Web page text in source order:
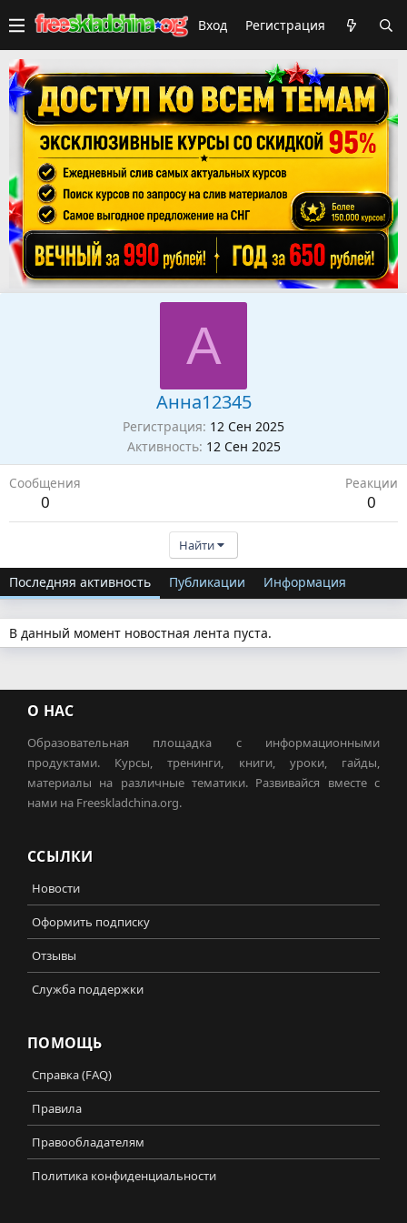
Вход Регистрация
А
Анна12345
Регистрация 12 Сен 2025
Активность 12 Сен 2025
Сообщения
0
Реакции
0
Найти
Последняя активность Публикации Информация
В данный момент новостная лента пуста.
О НАС
Образовательная площадка с информационными
продуктами. Курсы, тренинги, книги, уроки, гайды,
материалы на различные тематики. Развивайся вместе с
нами на Freeskladchina.org.
ССЫЛКИ
Новости
Оформить подписку
Отзывы
Служба поддержки
ПОМОЩЬ
Справка (FAQ)
Правила
Правообладателям
Политика конфиденциальности